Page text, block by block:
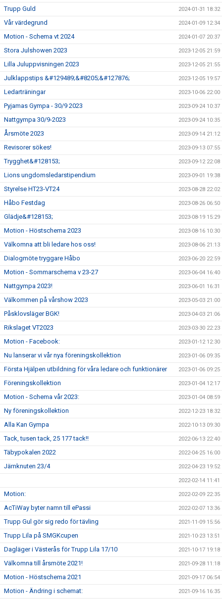
Trupp Guld 2024-01-31 18:32
Vår värdegrund 2024-01-09 12:34
Motion - Schema vt 2024 2024-01-07 20:37
Stora Julshowen 2023 2023-12-05 21:59
Lilla Juluppvisningen 2023 2023-12-05 21:55
Julklappstips &#129489;&#8205;&#127876; 2023-12-05 19:57
Ledarträningar 2023-10-06 22:00
Pyjamas Gympa - 30/9 2023 2023-09-24 10:37
Nattgympa 30/9-2023 2023-09-24 10:35
Årsmöte 2023 2023-09-14 21:12
Revisorer sökes! 2023-09-13 07:55
Trygghet&#128153; 2023-09-12 22:08
Lions ungdomsledarstipendium 2023-09-01 19:38
Styrelse HT23-VT24 2023-08-28 22:02
Håbo Festdag 2023-08-26 06:50
Glädje&#128153; 2023-08-19 15:29
Motion - Höstschema 2023 2023-08-16 10:30
Välkomna att bli ledare hos oss! 2023-08-06 21:13
Dialogmöte tryggare Håbo 2023-06-20 22:59
Motion - Sommarschema v 23-27 2023-06-04 16:40
Nattgympa 2023! 2023-06-01 16:31
Välkommen på vårshow 2023 2023-05-03 21:00
Påsklovsläger BGK! 2023-04-03 21:06
Rikslaget VT2023 2023-03-30 22:23
Motion - Facebook: 2023-01-12 12:30
Nu lanserar vi vår nya föreningskollektion 2023-01-06 09:35
Första Hjälpen utbildning för våra ledare och funktionärer 2023-01-06 09:25
Föreningskollektion 2023-01-04 12:17
Motion - Schema vår 2023: 2023-01-04 08:59
Ny föreningskollektion 2022-12-23 18:32
Alla Kan Gympa 2022-10-13 09:30
Tack, tusen tack, 25 177 tack!! 2022-06-13 22:40
Täbypokalen 2022 2022-04-25 16:00
Järnknuten 23/4 2022-04-23 19:52
2022-02-14 11:41
Motion: 2022-02-09 22:35
AcTiWay byter namn till ePassi 2022-02-07 13:36
Trupp Gul gör sig redo för tävling 2021-11-09 15:56
Trupp Lila på SMGKcupen 2021-10-23 13:51
Dagläger i Västerås för Trupp Lila 17/10 2021-10-17 19:18
Välkomna till årsmöte 2021! 2021-09-28 11:18
Motion - Höstschema 2021 2021-09-17 06:54
Motion - Ändring i schemat: 2021-09-16 16:35